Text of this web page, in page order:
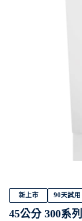
新上市 90天試用
45公分 300系